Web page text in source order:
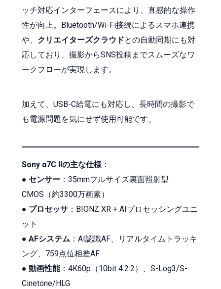
ッチ対応インターフェースにより、直感的な操作
性が向上。Bluetooth/Wi-Fi接続によるスマホ連携
や、 クリエイターズクラウドとの自動同期にも対
応しており、撮影からSNS投稿までスムーズなワ
ークフローが実現します。
加えて、USB-C給電にも対応し、長時間の撮影で
も電源問題を気にせず使用可能です。
Sony α7C IIの主な仕様：
● センサー ：35mmフルサイズ裏面照射型
CMOS（約3300万画素）
● プロセッサ ：BIONZ XR + AIプロセッシングユニ
ット
● AFシステム ：AI認識AF、リアルタイムトラッキ
ング、759点位相差AF
● 動画性能：4K60p（10bit 4:2:2）、S-Log3/S-
Cinetone/HLG